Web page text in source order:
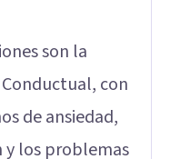
son la
con
de ansiedad,
y los problemas